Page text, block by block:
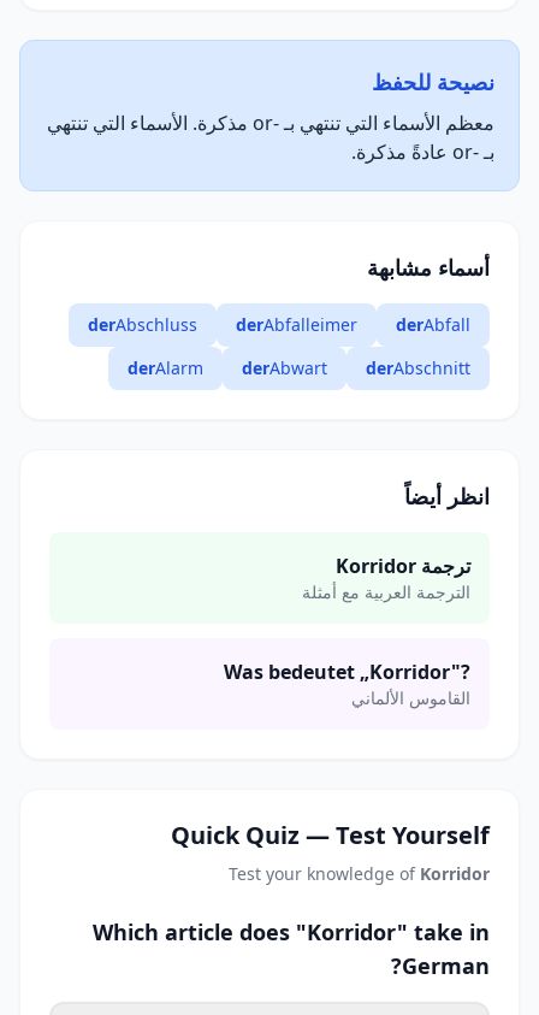
نصيحة للحفظ
معظم الأسماء التي تنتهي بـ -or مذكرة. الأسماء التي تنتهي
بـ -or عادةً مذكرة.
أسماء مشابهة
derAbfall
derAbfalleimer
derAbschluss
derAbschnitt
derAbwart
derAlarm
انظر أيضاً
ترجمة Korridor
الترجمة العربية مع أمثلة
Was bedeutet „Korridor"?
القاموس الألماني
Quick Quiz — Test Yourself
Test your knowledge of Korridor
Which article does "Korridor" take in
German?